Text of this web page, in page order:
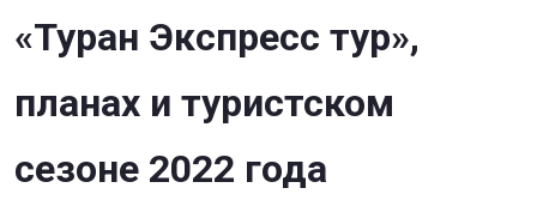
«Туран Экспресс тур»,
планах и туристском
сезоне 2022 года